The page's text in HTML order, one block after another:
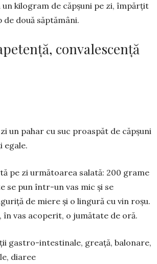
un kilogram de căpșuni pe zi, împărțit
două săptămâni.
convalescență
un pahar cu suc proaspăt de căpșuni
egale.
pe zi următoarea salată: 200 grame
se pun într-un vas mic și se
de miere și o lingură cu vin roșu.
în vas acoperit, o jumătate de oră.
gastro-intestinale, greață, balonare,
diaree